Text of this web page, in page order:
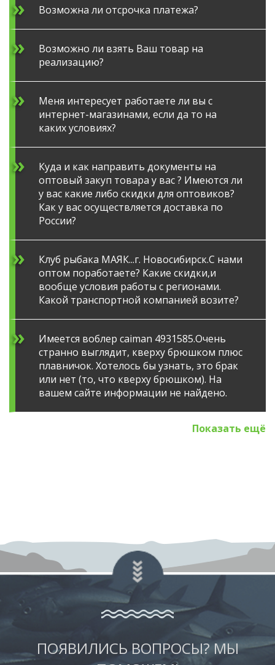
Возможна ли отсрочка платежа?
Возможно ли взять Ваш товар на
реализацию?
Меня интересует работаете ли вы с
интернет-магазинами, если да то на
каких условиях?
Куда и как направить документы на
оптовый закуп товара у вас ? Имеются ли
у вас какие либо скидки для оптовиков?
Как у вас осуществляется доставка по
России?
Клуб рыбака МАЯК...г. Новосибирск.С нами
оптом поработаете? Какие скидки,и
вообще условия работы с регионами.
Какой транспортной компанией возите?
Имеется воблер caiman 4931585.Очень
странно выглядит, кверху брюшком плюс
плавничок. Хотелось бы узнать, это брак
или нет (то, что кверху брюшком). На
вашем сайте информации не найдено.
Показать ещё
ПОЯВИЛИСЬ ВОПРОСЫ? МЫ